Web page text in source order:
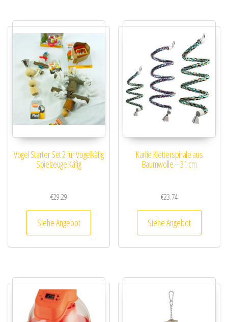
Vogel Starter Set 2 für Vogelkäfig
Spielzeuge Käfig
€29.29
Siehe Angebot
Karlie Kletterspirale aus
Baumwolle – 31 cm
€23.74
Siehe Angebot